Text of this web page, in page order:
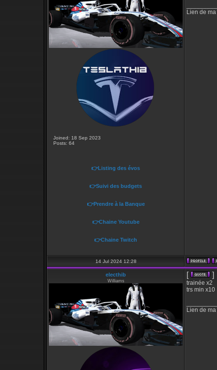
Joined: 18 Sep 2023
Posts: 64
👉Listing des évos
👉Suivi des budgets
👉Prendre à la Banque
👉Chaine Youtube
👉Chaine Twitch
Lien de
14 Jul 2024 12:28
electhib
Williams
[ ]
trainée x2
trs min x10
Lien de